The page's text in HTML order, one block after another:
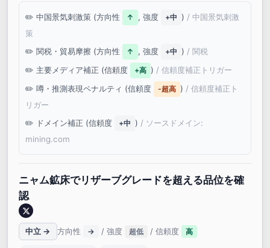
中国景気刺激策 (方向性 ↑ , 強度 +中 ) / 中国景気刺激
策
関税・貿易摩擦 (方向性
↑ , 強度 +中 ) / 関税
主要メディア補正 (信頼度
+高 ) / 信頼度補正トリガー
噂・推測表現ペナルティ (信頼度
-超高 ) / 信頼度補正ト
リガー
ドメイン補正 (信頼度
+中 ) / ソースドメイン:
mining.com
ニャム鉱床でリザーブグレードを超える品位を確
認
中立 → 方向性 → / 強度 超低 / 信頼度 高